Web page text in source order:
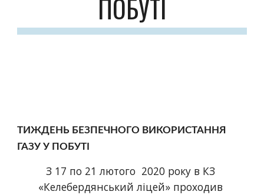
ПОБУТІ
ТИЖДЕНЬ БЕЗПЕЧНОГО ВИКОРИСТАННЯ
ГАЗУ У ПОБУТІ
З 17 по 21 лютого  2020 року в КЗ
«Келебердянський ліцей» проходив